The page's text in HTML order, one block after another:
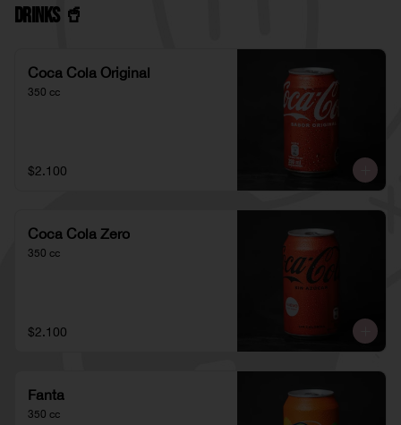
Drinks 🥤
Coca Cola Original
350 cc
$2.100
Coca Cola Zero
350 cc
$2.100
Fanta
350 cc